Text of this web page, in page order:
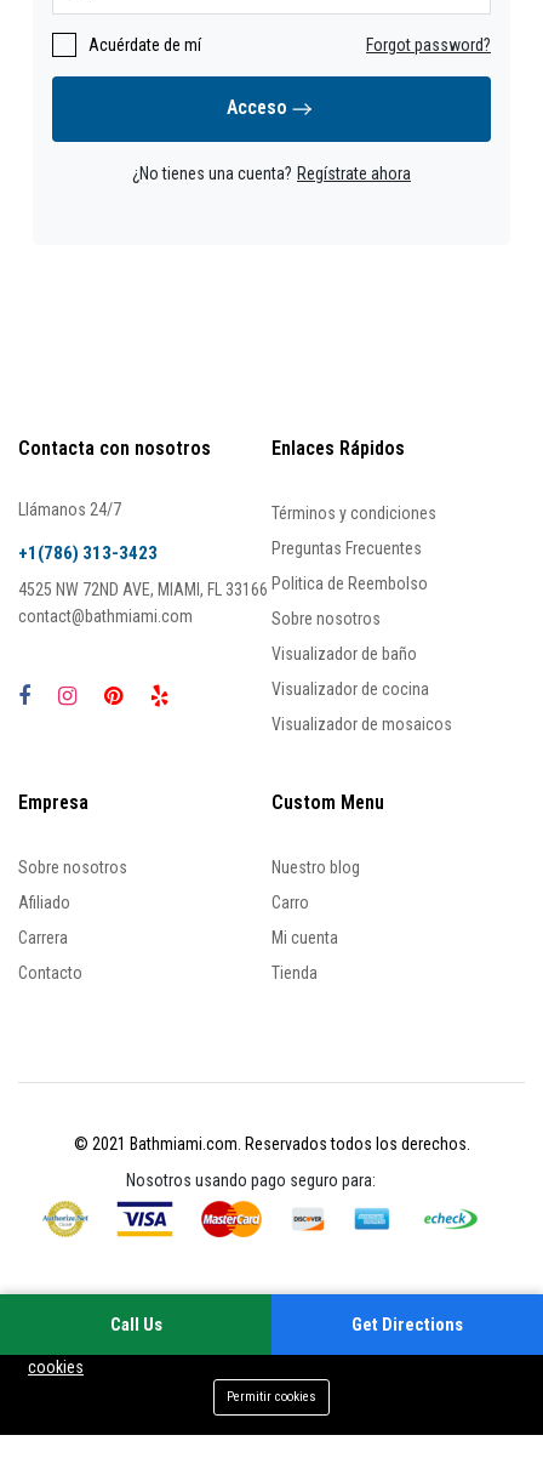
Categorías Búsqueda
Acuérdate de mí Forgot password?
Acceso
¿No tienes una cuenta? Regístrate ahora
Contacta con nosotros
Llámanos 24/7
+1(786) 313-3423
4525 NW 72ND AVE, MIAMI, FL 33166
contact@bathmiami.com
Enlaces Rápidos
Términos y condiciones
Preguntas Frecuentes
Politica de Reembolso
Sobre nosotros
Visualizador de baño
Visualizador de cocina
Visualizador de mosaicos
Empresa
Sobre nosotros
Afiliado
Carrera
Contacto
Custom Menu
Nuestro blog
Carro
Mi cuenta
Tienda
© 2021 Bathmiami.com. Reservados todos los derechos.
Nosotros usando pago seguro para:
cookies
Permitir cookies
Call Us Get Directions